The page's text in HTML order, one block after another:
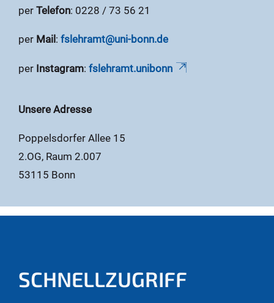
per Telefon: 0228 / 73 56 21
per Mail : fslehramt@uni-bonn.de
per Instagram: fslehramt.unibonn
Unsere Adresse
Poppelsdorfer Allee 15
2.OG, Raum 2.007
53115 Bonn
SCHNELLZUGRIFF